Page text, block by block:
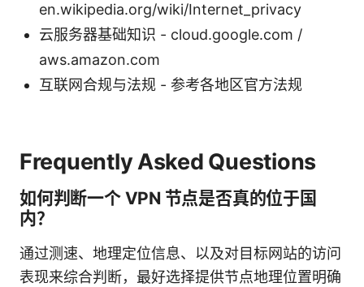
en.wikipedia.org/wiki/Internet_privacy
云服务器基础知识 - cloud.google.com /
aws.amazon.com
互联网合规与法规 - 参考各地区官方法规
Frequently Asked Questions
如何判断一个 VPN 节点是否真的位于国
内？
通过测速、地理定位信息、以及对目标网站的访问
表现来综合判断，最好选择提供节点地理位置明确